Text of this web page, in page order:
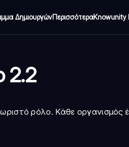
ΔημιουργώνΠερισσότεραKnowunity
2.2
ρόλο. Κάθε οργανισμός